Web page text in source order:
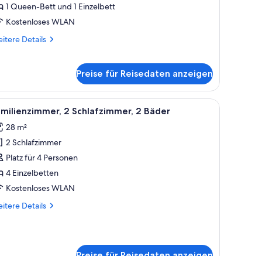
1 Queen-Bett und 1 Einzelbett
Kostenloses WLAN
Details
Preise für Reisedaten anzeigen
ein Fenster mit Vorhängen.
Nachttisch, einer Lampe und einem Vorhangfenster.
Ein Hotelzimmer mit zwei Einzelbetten,
9 2 Schlafzimmer, 2 Bäder
28 m²
2 Schlafzimmer
Platz für 4 Personen
4 Einzelbetten
Kostenloses WLAN
Details